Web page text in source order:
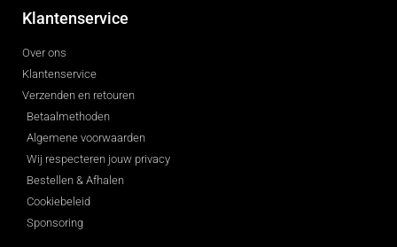
Klantenservice
Over ons
Klantenservice
Verzenden en retouren
Betaalmethoden
Algemene voorwaarden
Wij respecteren jouw privacy
Bestellen & Afhalen
Cookiebeleid
Sponsoring